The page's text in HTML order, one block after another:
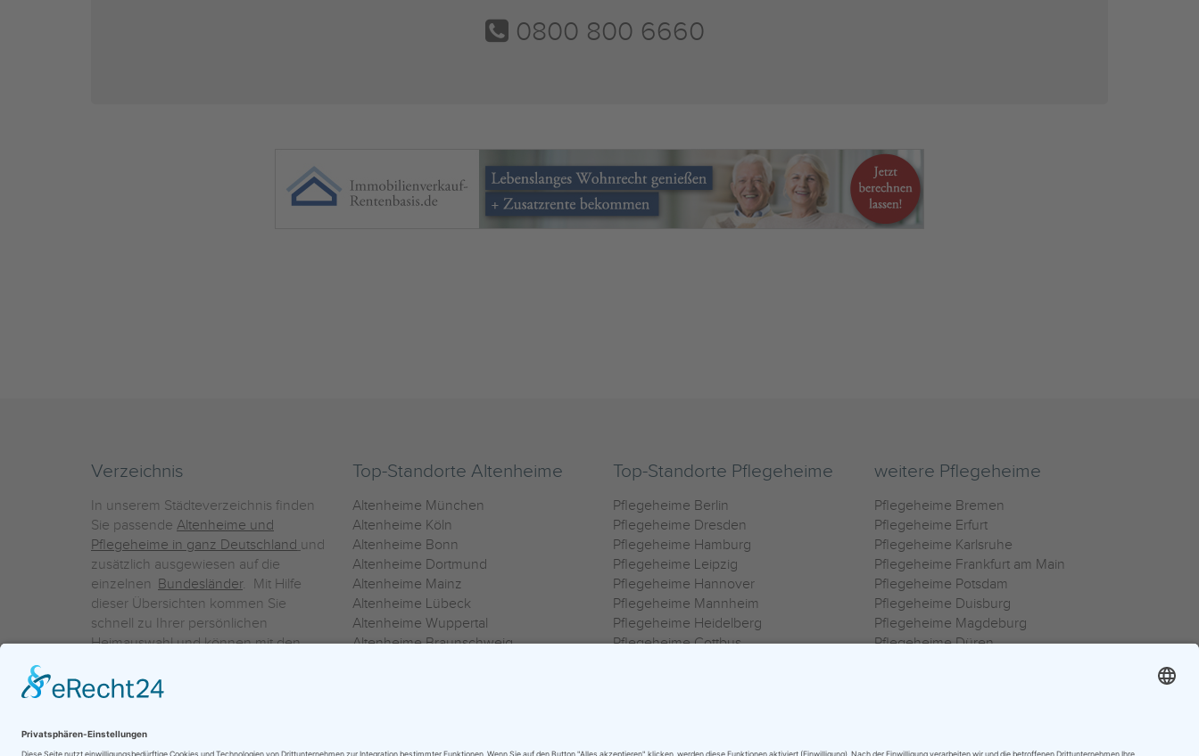
0800 800 6660
Verzeichnis
In unserem Städteverzeichnis finden
Sie passende Altenheime und
Pflegeheime in ganz Deutschland und
zusätzlich ausgewiesen auf die
einzelnen Bundesländer. Mit Hilfe
dieser Übersichten kommen Sie
schnell zu Ihrer persönlichen
Heimauswahl und können mit den
einzelnen Häuser Leistungsvergleiche
vornehmen.
Top-Standorte Altenheime
Altenheime München
Altenheime Köln
Altenheime Bonn
Altenheime Dortmund
Altenheime Mainz
Altenheime Lübeck
Altenheime Wuppertal
Altenheime Braunschweig
Top-Standorte Pflegeheime
Pflegeheime Berlin
Pflegeheime Dresden
Pflegeheime Hamburg
Pflegeheime Leipzig
Pflegeheime Hannover
Pflegeheime Mannheim
Pflegeheime Heidelberg
Pflegeheime Cottbus
weitere Pflegeheime
Pflegeheime Bremen
Pflegeheime Erfurt
Pflegeheime Karlsruhe
Pflegeheime Frankfurt am Main
Pflegeheime Potsdam
Pflegeheime Duisburg
Pflegeheime Magdeburg
Pflegeheime Düren